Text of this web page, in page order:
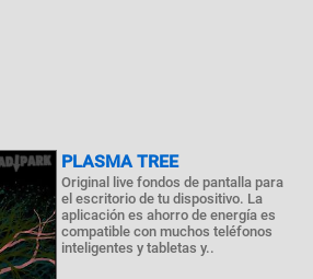
PLASMA TREE
Original live fondos de pantalla para
el escritorio de tu dispositivo. La
aplicación es ahorro de energía es
compatible con muchos teléfonos
inteligentes y tabletas y..